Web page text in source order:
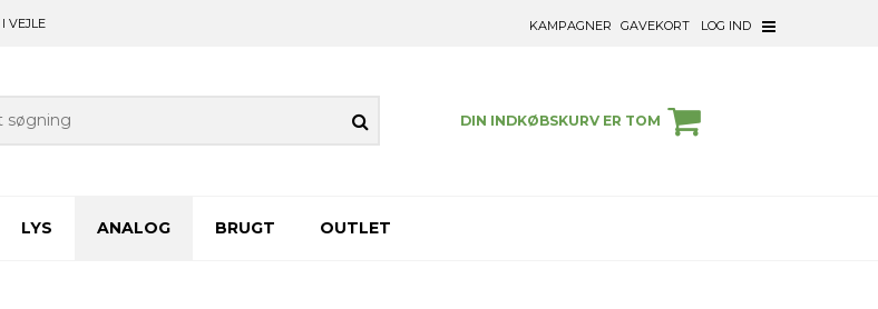
I VEJLE KAMPAGNER GAVEKORT LOG IND
DIN INDKØBSKURV ER TOM
LYS ANALOG BRUGT OUTLET